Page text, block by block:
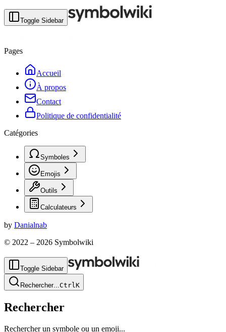
Toggle Sidebar
Pages
Accueil
À propos
Contact
Politique de confidentialité
Catégories
Symboles
Emojis
Outils
Calculateurs
by Danialnab
© 2022 – 2026 Symbolwiki
Toggle Sidebar
Rechercher...CtrlK
Rechercher
Rechercher un symbole ou un emoji...